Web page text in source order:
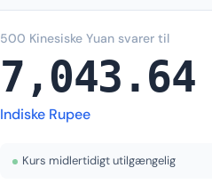
500 Kinesiske Yuan svarer til
7,043.64
Indiske Rupee
Kurs midlertidigt utilgængelig